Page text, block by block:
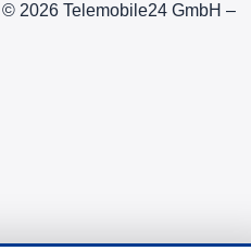
2026 Telemobile24 GmbH –